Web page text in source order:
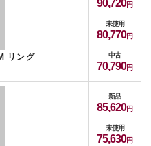
リング
90,720
未使用
80,770
中古
70,790
新品
85,620
未使用
75,630